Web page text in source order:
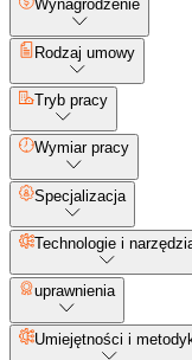
Wynagrodzenie
Rodzaj umowy
Tryb pracy
Wymiar pracy
Specjalizacja
Technologie i
uprawnienia
Umiejętności i